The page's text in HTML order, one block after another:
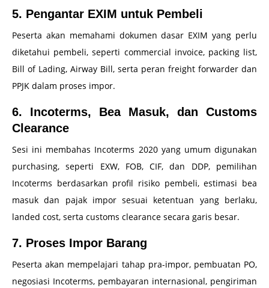
5. Pengantar EXIM untuk Pembeli
Peserta akan memahami dokumen dasar EXIM yang perlu
diketahui pembeli, seperti commercial invoice, packing list,
Bill of Lading, Airway Bill, serta peran freight forwarder dan
PPJK dalam proses impor.
6. Incoterms, Bea Masuk, dan Customs
Clearance
Sesi ini membahas Incoterms 2020 yang umum digunakan
purchasing, seperti EXW, FOB, CIF, dan DDP, pemilihan
Incoterms berdasarkan profil risiko pembeli, estimasi bea
masuk dan pajak impor sesuai ketentuan yang berlaku,
landed cost, serta customs clearance secara garis besar.
7. Proses Impor Barang
Peserta akan mempelajari tahap pra-impor, pembuatan PO,
negosiasi Incoterms, pembayaran internasional, pengiriman